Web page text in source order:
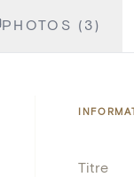
PHOTOS (3)
Titre